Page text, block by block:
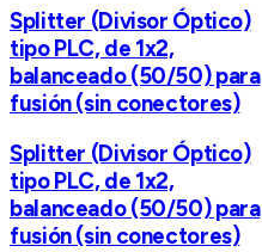
Splitter (Divisor Óptico)
tipo PLC, de 1x2,
balanceado (50/50) para
fusión (sin conectores)
Splitter (Divisor Óptico)
tipo PLC, de 1x2,
balanceado (50/50) para
fusión (sin conectores)